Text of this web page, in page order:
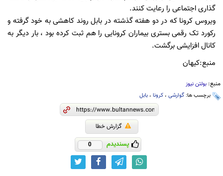
گذاری اجتماعی را رعایت کنند.
ویروس کرونا که در دو هفته گذشته در بابل روند کاهشی به خود گرفته و
رکورد تک رقمی بستری بیماران کرونایی را هم ثبت کرده بود ، بار دیگر به
کانال افزایشی برگشت.
منبع:کیهان
منبع: بولتن نیوز
برچسب ها: گوارشی ، کرونا ، بابل
گزارش خطا
پسندیدم 0